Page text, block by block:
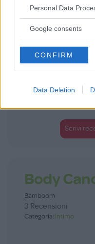
Please note that this
not limited to your visit or
use your data for below
consent section.
Personal Data
Google consents
CONFIRM
Data Deletion
Scrivi
Body
Bamboom
3 Recensioni
Categoria: Intimo